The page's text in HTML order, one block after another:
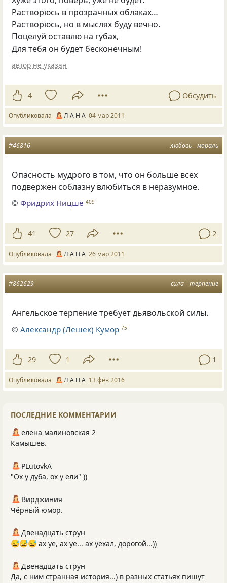
Растворюсь в прозрачных облаках…
Растворюсь, но в мыслях буду вечно.
Поцелуй оставлю на губах,
Для тебя он будет бесконечным!
автор не указан
4 Обсудить
Опубликовала Л А Н А 04 мар 2011
любовь мораль
#46816
Опасность мудрого в том, что он больше всех
подвержен соблазну влюбиться в неразумное.
©Фридрих Ницше 409
41 27 2
Опубликовала Л А Н А 26 мар 2011
сила терпение
#862629
Ангельское терпение требует дьявольской силы.
©Александр (Лешек) Кумор 75
29 1 1
Опубликовала Л А Н А 13 фев 2016
ПОСЛЕДНИЕ КОММЕНТАРИИ
елена малиновская 2
Камышев.
PLutоvkА
"Ох у дуба, ох у ели" ))
Вирджиния
Чёрный юмор.
Двенадцать струн
😅😅😅 ах уе, ах уе... ах уехал, дорогой...))
Двенадцать струн
Да, с ним странная история...) в разных статьях пишут